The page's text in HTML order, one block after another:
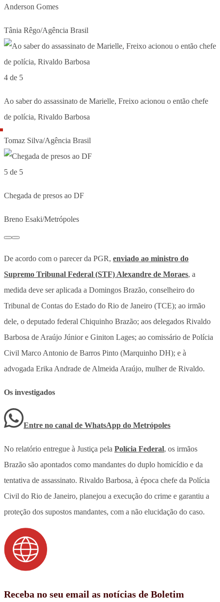
Anderson Gomes
Tânia Rêgo/Agência Brasil
4 de 5
Ao saber do assassinato de Marielle, Freixo acionou o então chefe
de polícia, Rivaldo Barbosa
Tomaz Silva/Agência Brasil
5 de 5
Chegada de presos ao DF
Breno Esaki/Metrópoles
De acordo com o parecer da PGR, enviado ao ministro do
Supremo Tribunal Federal (STF) Alexandre de Moraes, a
medida deve ser aplicada a Domingos Brazão, conselheiro do
Tribunal de Contas do Estado do Rio de Janeiro (TCE); ao irmão
dele, o deputado federal Chiquinho Brazão; aos delegados Rivaldo
Barbosa de Araújo Júnior e Giniton Lages; ao comissário de Polícia
Civil Marco Antonio de Barros Pinto (Marquinho DH); e à
advogada Erika Andrade de Almeida Araújo, mulher de Rivaldo.
Os investigados
Entre no canal de WhatsApp do Metrópoles
No relatório entregue à Justiça pela Polícia Federal, os irmãos
Brazão são apontados como mandantes do duplo homicídio e da
tentativa de assassinato. Rivaldo Barbosa, à época chefe da Polícia
Civil do Rio de Janeiro, planejou a execução do crime e garantiu a
proteção dos supostos mandantes, com a não elucidação do caso.
Receba no seu email as notícias de Boletim